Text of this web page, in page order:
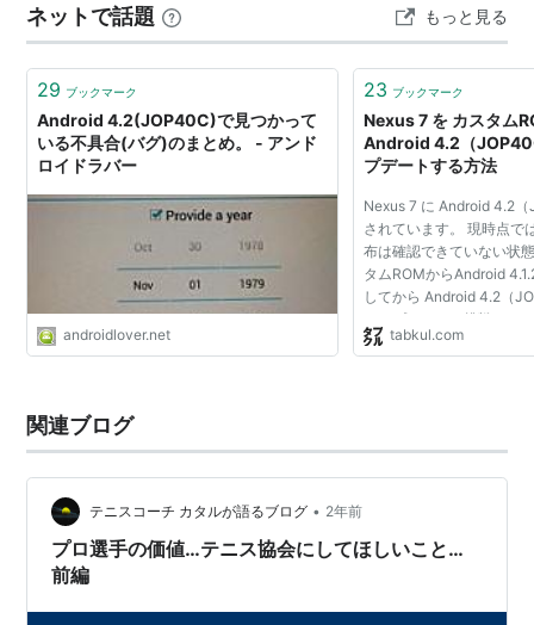
と2日目）を観戦出来ました。 この記事では本戦1回戦を
観戦した試合の感想、選手の…
ネットで話題 もっと見る
29 ブックマーク
Android 4.2(JOP40C)で見つかって
いる不具合(バグ)のまとめ。 - アンド
ロイドラバー
androidlover.net
23 ブックマーク
Nexus 7 を カスタム
Android 4.2（
プデートする方法
Nexus 7 に Android 4.2
されています。 現時点で
布は確認できていない状
タムROMからAndroid
してから Android 4.2（
アップデートに挑戦して
Nexus 7 を Android 4.2
tabkul.com
関連ブログ
テニスコーチ カタルが語るブログ • 2年前
プロ選手の価値…テニス協会にしてほしいこと…
前編